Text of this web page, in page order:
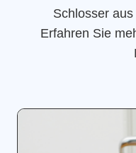
Schlosser
Erfahren Sie